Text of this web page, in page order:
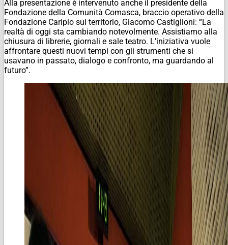
Alla presentazione è intervenuto anche il presidente della
Fondazione della Comunità Comasca, braccio operativo della
Fondazione Cariplo sul territorio, Giacomo Castiglioni: “La
realtà di oggi sta cambiando notevolmente. Assistiamo alla
chiusura di librerie, giornali e sale teatro. L’iniziativa vuole
affrontare questi nuovi tempi con gli strumenti che si
usavano in passato, dialogo e confronto, ma guardando al
futuro”.